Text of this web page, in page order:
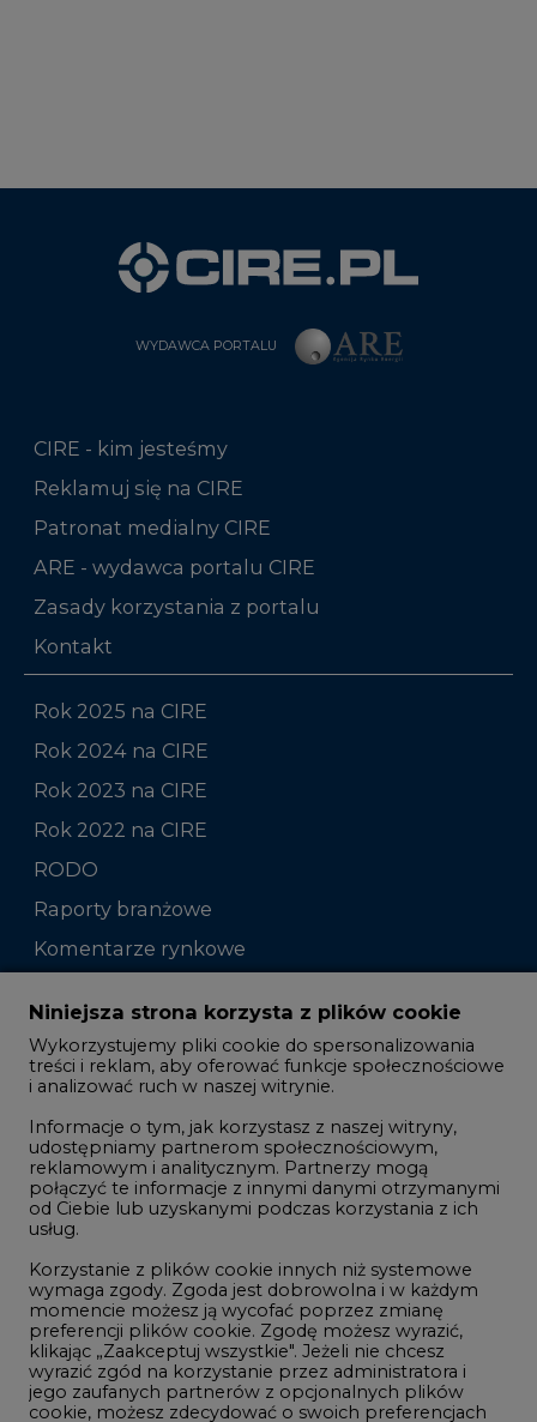
WYDAWCA PORTALU
CIRE - kim jesteśmy
Reklamuj się na CIRE
Patronat medialny CIRE
ARE - wydawca portalu CIRE
Zasady korzystania z portalu
Kontakt
Rok 2025 na CIRE
Rok 2024 na CIRE
Rok 2023 na CIRE
Rok 2022 na CIRE
RODO
Raporty branżowe
Komentarze rynkowe
Zmiany kadrowe na rynku
Studio CIRE
Rozmowy o energetyce
Gospodarka
Geopolityka
LTE450
Innowacje i AI
Telekomunikacja i IT
Handel emisjami CO2
Wodór
Niniejsza strona korzysta z plików cookie
Wykorzystujemy pliki cookie do spersonalizowania
treści i reklam, aby oferować funkcje społecznościowe
i analizować ruch w naszej witrynie.
Informacje o tym, jak korzystasz z naszej witryny,
udostępniamy partnerom społecznościowym,
reklamowym i analitycznym. Partnerzy mogą
połączyć te informacje z innymi danymi otrzymanymi
od Ciebie lub uzyskanymi podczas korzystania z ich
usług.
Korzystanie z plików cookie innych niż systemowe
wymaga zgody. Zgoda jest dobrowolna i w każdym
momencie możesz ją wycofać poprzez zmianę
preferencji plików cookie. Zgodę możesz wyrazić,
klikając „Zaakceptuj wszystkie". Jeżeli nie chcesz
wyrazić zgód na korzystanie przez administratora i
jego zaufanych partnerów z opcjonalnych plików
cookie, możesz zdecydować o swoich preferencjach